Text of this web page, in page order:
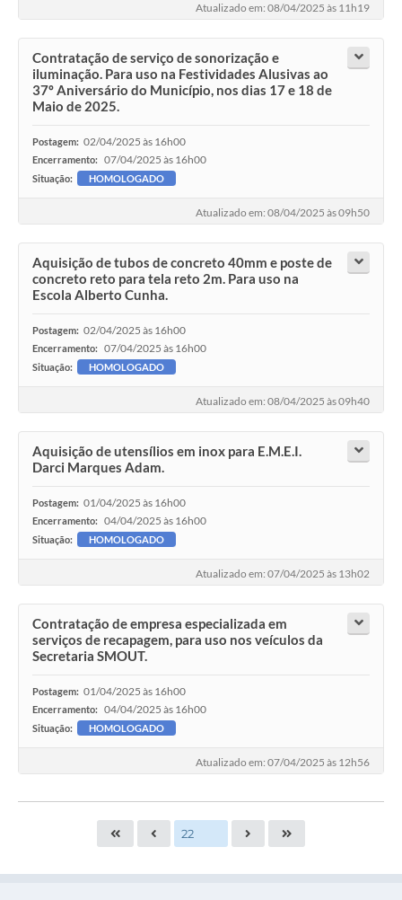
Atualizado em: 08/04/2025 às 11h19
Contratação de serviço de sonorização e
iluminação. Para uso na Festividades Alusivas ao
37º Aniversário do Município, nos dias 17 e 18 de
Maio de 2025.
Postagem: 02/04/2025 às 16h00
Encerramento: 07/04/2025 às 16h00
Situação: HOMOLOGADO
Atualizado em: 08/04/2025 às 09h50
Aquisição de tubos de concreto 40mm e poste de
concreto reto para tela reto 2m. Para uso na
Escola Alberto Cunha.
Postagem: 02/04/2025 às 16h00
Encerramento: 07/04/2025 às 16h00
Situação: HOMOLOGADO
Atualizado em: 08/04/2025 às 09h40
Aquisição de utensílios em inox para E.M.E.I.
Darci Marques Adam.
Postagem: 01/04/2025 às 16h00
Encerramento: 04/04/2025 às 16h00
Situação: HOMOLOGADO
Atualizado em: 07/04/2025 às 13h02
Contratação de empresa especializada em
serviços de recapagem, para uso nos veículos da
Secretaria SMOUT.
Postagem: 01/04/2025 às 16h00
Encerramento: 04/04/2025 às 16h00
Situação: HOMOLOGADO
Atualizado em: 07/04/2025 às 12h56